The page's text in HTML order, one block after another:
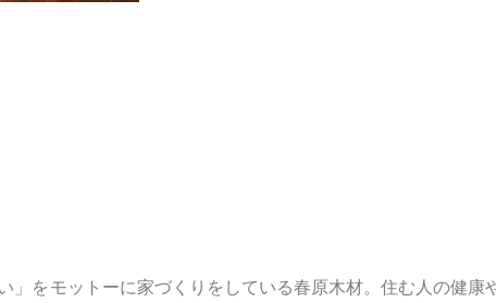
」をモットーに家づくりをしている春原木材。住む人の健康